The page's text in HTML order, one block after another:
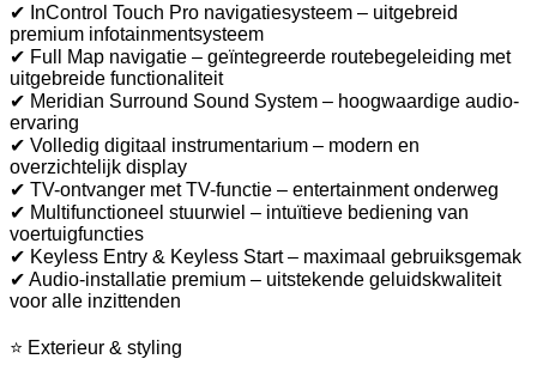
✔ InControl Touch Pro navigatiesysteem – uitgebreid
premium infotainmentsysteem
✔ Full Map navigatie – geïntegreerde routebegeleiding met
uitgebreide functionaliteit
✔ Meridian Surround Sound System – hoogwaardige audio-
ervaring
✔ Volledig digitaal instrumentarium – modern en
overzichtelijk display
✔ TV-ontvanger met TV-functie – entertainment onderweg
✔ Multifunctioneel stuurwiel – intuïtieve bediening van
voertuigfuncties
✔ Keyless Entry & Keyless Start – maximaal gebruiksgemak
✔ Audio-installatie premium – uitstekende geluidskwaliteit
voor alle inzittenden
⭐ Exterieur & styling